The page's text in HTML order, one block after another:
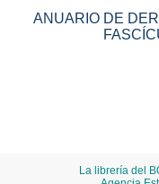
ANUARIO DE
La librería del